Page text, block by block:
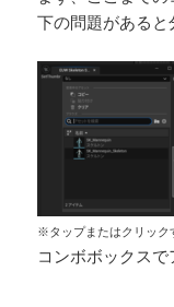
下の問題があると
※タップまたはクリック
コンボボックス